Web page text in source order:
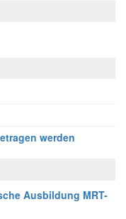
werden
Ausbildung MRT-